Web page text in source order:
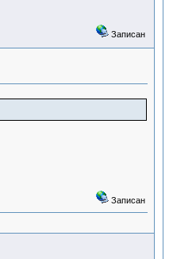
Записан
Записан